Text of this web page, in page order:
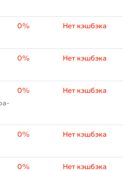
0% Нет кэшбэка
0% Нет кэшбэка
0% Нет кэшбэка
0% Нет кэшбэка
0% Нет кэшбэка